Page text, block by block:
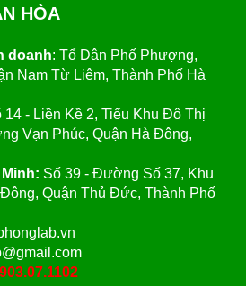
HÒA
doanh: Tổ Dân Phố Phượng,
Nam Từ Liêm, Thành Phố Hà
14 - Liền Kề 2, Tiểu Khu Đô Thị
Vạn Phúc, Quận Hà Đông,
Số 39 - Đường Số 37, Khu
Quận Thủ Đức, Thành Phố